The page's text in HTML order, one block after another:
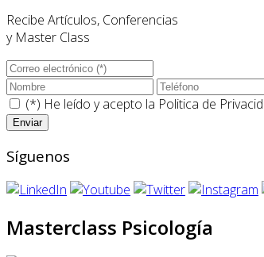
Recibe Artículos, Conferencias
y Master Class
(*) He leído y acepto la Politica de
Síguenos
Masterclass Psicología